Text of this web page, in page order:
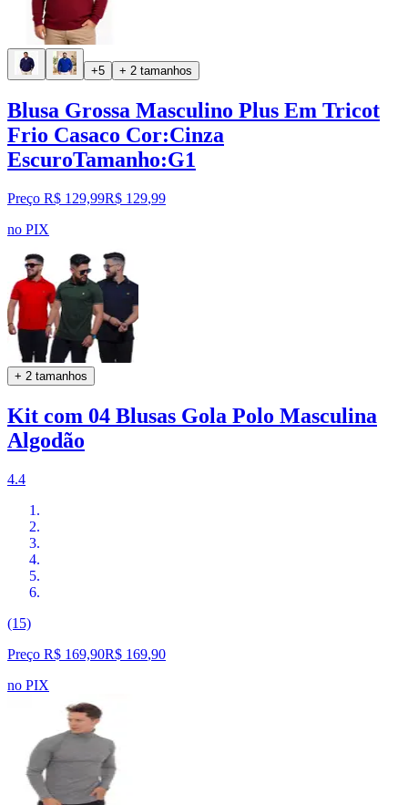
+5 + 2 tamanhos
Blusa Grossa Masculino Plus Em Tricot
Frio Casaco Cor:Cinza
EscuroTamanho:G1
Preço R$ 129,99R$ 129,99
no PIX
+ 2 tamanhos
Kit com 04 Blusas Gola Polo Masculina
Algodão
4.4
(15)
Preço R$ 169,90R$ 169,90
no PIX